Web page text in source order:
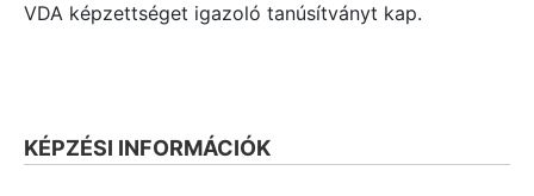
VDA képzettséget igazoló tanúsítványt kap.
KÉPZÉSI INFORMÁCIÓK